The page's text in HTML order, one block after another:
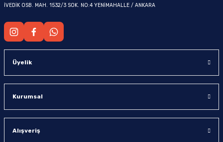
İVEDİK OSB. MAH. 1532/3 SOK. NO:4 YENİMAHALLE / ANKARA
Üyelik
Kurumsal
Alışveriş